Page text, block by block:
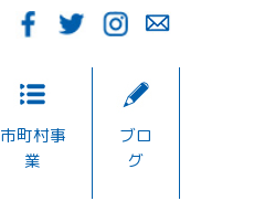
市町村事
業
ブロ
グ